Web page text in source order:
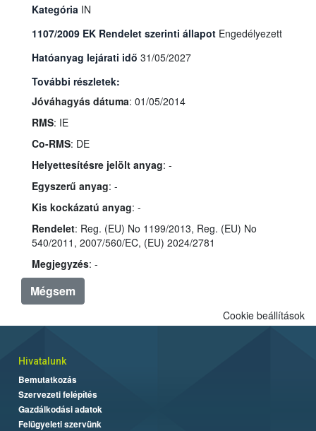
Kategória IN
1107/2009 EK Rendelet szerinti állapot Engedélyezett
Hatóanyag lejárati idő 31/05/2027
További részletek:
Jóváhagyás dátuma: 01/05/2014
RMS: IE
Co-RMS: DE
Helyettesítésre jelölt anyag: -
Egyszerű anyag: -
Kis kockázatú anyag: -
Rendelet: Reg. (EU) No 1199/2013, Reg. (EU) No
540/2011, 2007/560/EC, (EU) 2024/2781
Megjegyzés: -
Mégsem
Cookie beállítások
Hivatalunk
Bemutatkozás
Szervezeti felépítés
Gazdálkodási adatok
Felügyeleti szervünk